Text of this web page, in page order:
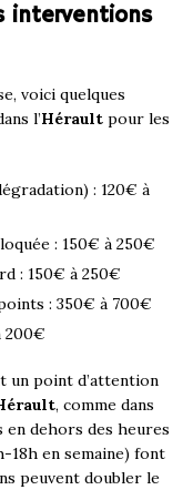
interventions
voici quelques
l’Hérault pour les
: 120€ à
: 150€ à 250€
: 150€ à 250€
: 350€ à 700€
200€
un point d’attention
, comme dans
dehors des heures
18h en semaine) font
peuvent doubler le